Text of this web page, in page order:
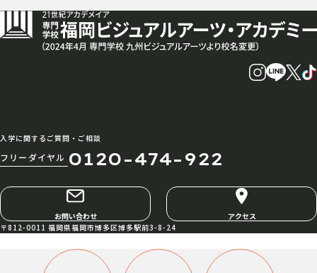
入学に関するご質問・ご相談
フリーダイヤル 0120-474-922
お問い合わせ
アクセス
〒812-0011 福岡県福岡市博多区博多駅前3-8-24